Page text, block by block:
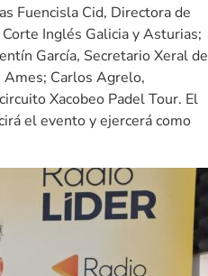
Fuencisla Cid, Directora de
Inglés Galicia y Asturias;
García, Secretario Xeral de
Ames; Carlos Agrelo,
Xacobeo Padel Tour. El
el evento y ejercerá como